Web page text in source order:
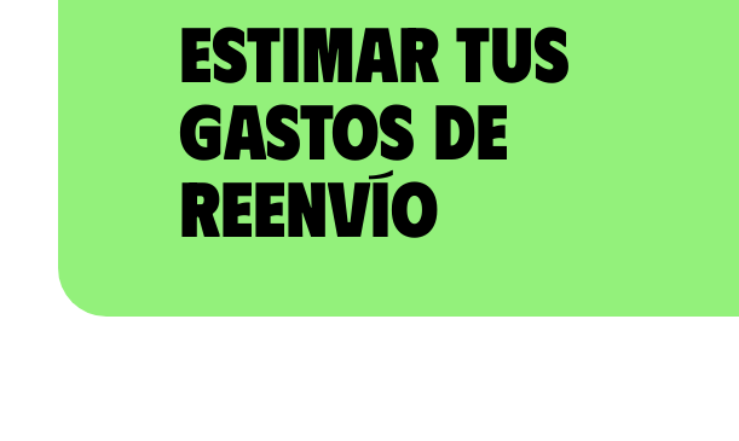
Estimar tus
gastos de
reenvío